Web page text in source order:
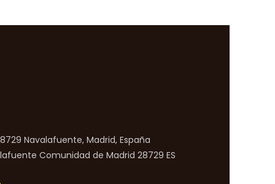
Navalafuente, Madrid, España
Comunidad de Madrid 28729 ES